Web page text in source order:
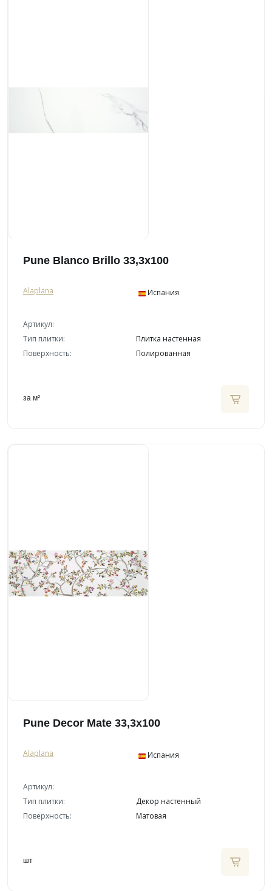
Pune Blanco Brillo 33,3x100
Alaplana Испания
Артикул:
Тип плитки:
Плитка настенная
Поверхность:
Полированная
за м²
Pune Decor Mate 33,3x100
Alaplana Испания
Артикул:
Тип плитки:
Декор настенный
Поверхность:
Матовая
шт